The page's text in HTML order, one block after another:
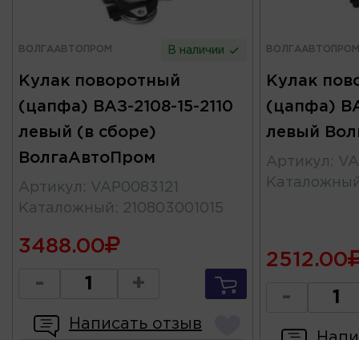
ВОЛГААВТОПРОМ В наличии
Кулак поворотный
(цапфа) ВАЗ-2108-15-2110
левый (в сборе)
ВолгаАвтоПром
Артикул : VAP0083121
Каталожный : 210803001015
3488.00
- +
Написать отзыв
ВОЛГААВТОПРОМ
Кулак
(цапфа)
левый
Артикул :
2512.00
-